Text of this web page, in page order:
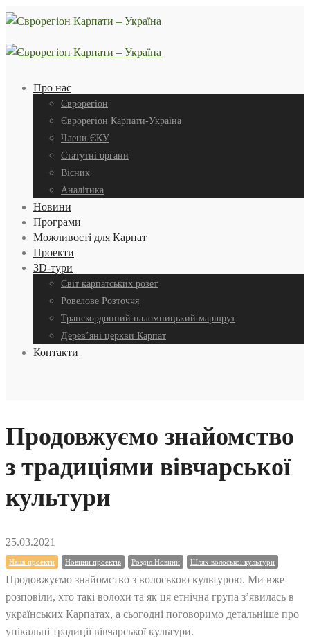
Про нас
Єврорегіон
Єврорегіон Карпати-Україна
Члени ЄКУ
Статутні органи
Вісник
Аналітика
Новини
Програми
Можливості для Карпат
Проекти
3D-тури
Світ карпатських розет
Ровелове Розточчя
Транскордонний паломницький маршрут
Дерев’яні церкви Карпат
Контакти
Продовжуємо знайомство
з традиціями вівчарської
культури
25.03.2021
Наші проекти Новини проектів Розділ Новини Шлях волоської культури
Продовжуємо знайомство з волоською культурою. Ми вже
розповіли, хто такі волохи та як ця етнічна група з’явилась в
українських Карпатах, а сьогодні поговоримо детальніше про
унікальні традиції вівчарської культури.